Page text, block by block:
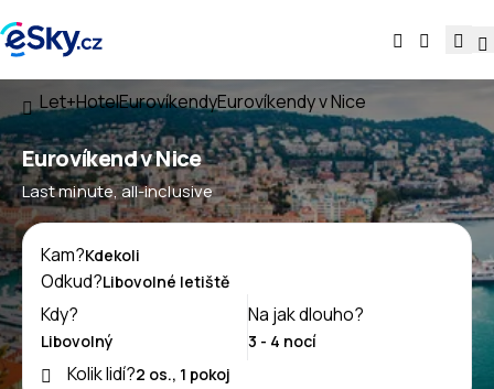
Let+HotelEurovíkendyEurovíkendy v Nice
Eurovíkend v Nice
Last minute, all-inclusive
Kam?
Odkud?
Kdy?
Na jak dlouho?
Kolik lidí?